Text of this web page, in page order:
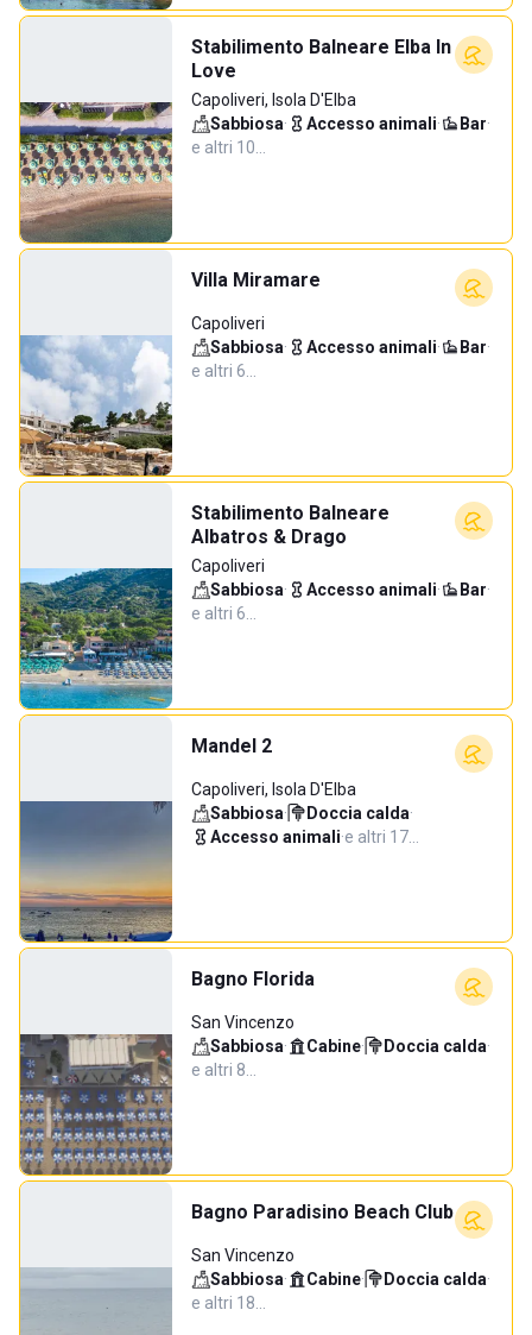
Stabilimento Balneare Elba In
Love
Capoliveri, Isola D'Elba
Sabbiosa· Accesso animali· Bar·
e altri 10…
Villa Miramare
Capoliveri
Sabbiosa· Accesso animali· Bar·
e altri 6…
Stabilimento Balneare
Albatros & Drago
Capoliveri
Sabbiosa· Accesso animali· Bar·
e altri 6…
Mandel 2
Capoliveri, Isola D'Elba
Sabbiosa· Doccia calda·
Accesso animali·e altri 17…
Bagno Florida
San Vincenzo
Sabbiosa· Cabine· Doccia calda·
e altri 8…
Bagno Paradisino Beach Club
San Vincenzo
Sabbiosa· Cabine· Doccia calda·
e altri 18…